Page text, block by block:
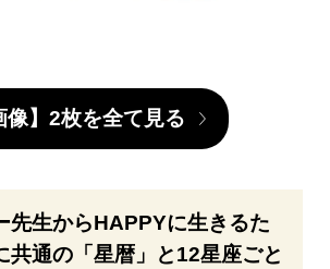
像】2枚を全て見る
先生からHAPPYに生きるた
共通の「星暦」と12星座ごと